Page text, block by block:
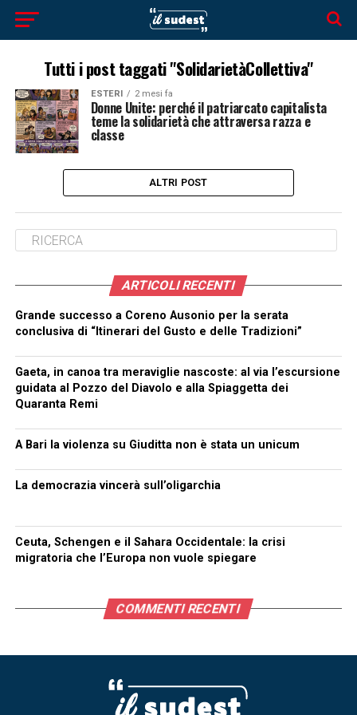
Tutti i post taggati "SolidarietàCollettiva"
ESTERI 2 mesi fa
Donne Unite: perché il patriarcato capitalista
teme la solidarietà che attraversa razza e
classe
ALTRI POST
ARTICOLI RECENTI
Grande successo a Coreno Ausonio per la serata
conclusiva di “Itinerari del Gusto e delle Tradizioni”
Gaeta, in canoa tra meraviglie nascoste: al via l’escursione
guidata al Pozzo del Diavolo e alla Spiaggetta dei
Quaranta Remi
A Bari la violenza su Giuditta non è stata un unicum
La democrazia vincerà sull’oligarchia
Ceuta, Schengen e il Sahara Occidentale: la crisi
migratoria che l’Europa non vuole spiegare
COMMENTI RECENTI